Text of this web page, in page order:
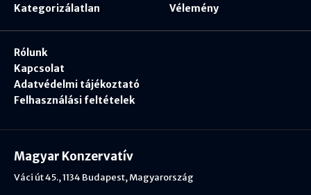
Kategorizálatlan
Vélemény
Rólunk
Kapcsolat
Adatvédelmi tájékoztató
Felhasználási feltételek
Magyar Konzervatív
Váci út 45., 1134 Budapest, Magyarország